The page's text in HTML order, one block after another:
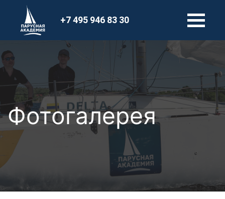
+7 495 946 83 30
Фотогалерея